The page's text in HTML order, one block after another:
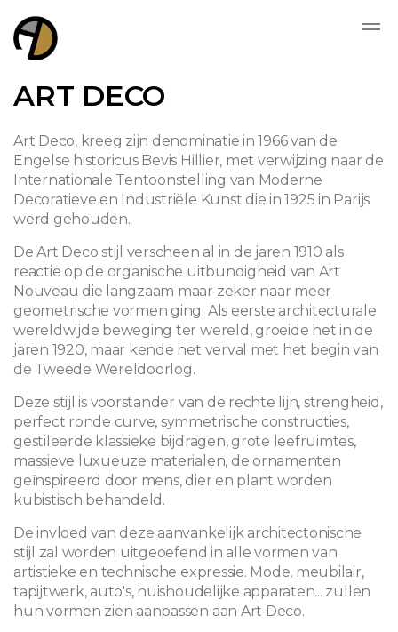
ART DECO
Art Deco, kreeg zijn denominatie in 1966 van de
Engelse historicus Bevis Hillier, met verwijzing naar de
Internationale Tentoonstelling van Moderne
Decoratieve en Industriële Kunst die in 1925 in Parijs
werd gehouden.
De Art Deco stijl verscheen al in de jaren 1910 als
reactie op de organische uitbundigheid van Art
Nouveau die langzaam maar zeker naar meer
geometrische vormen ging. Als eerste architecturale
wereldwijde beweging ter wereld, groeide het in de
jaren 1920, maar kende het verval met het begin van
de Tweede Wereldoorlog.
Deze stijl is voorstander van de rechte lijn, strengheid,
perfect ronde curve, symmetrische constructies,
gestileerde klassieke bijdragen, grote leefruimtes,
massieve luxueuze materialen, de ornamenten
geïnspireerd door mens, dier en plant worden
kubistisch behandeld.
De invloed van deze aanvankelijk architectonische
stijl zal worden uitgeoefend in alle vormen van
artistieke en technische expressie. Mode, meubilair,
tapijtwerk, auto's, huishoudelijke apparaten... zullen
hun vormen zien aanpassen aan Art Deco.